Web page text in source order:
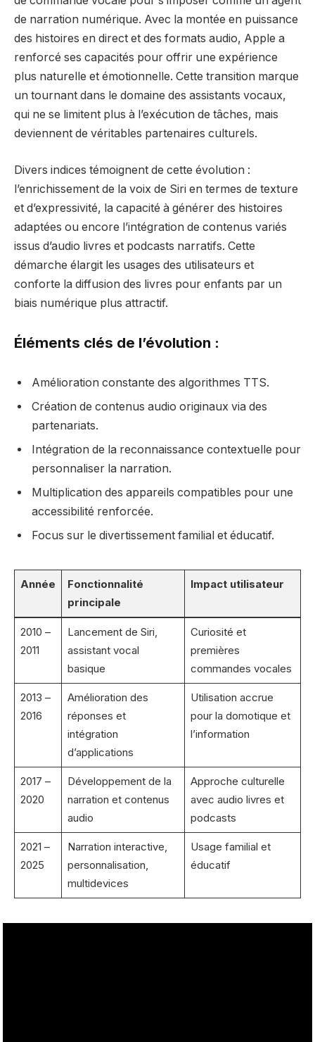
de narration numérique. Avec la montée en puissance
des histoires en direct et des formats audio, Apple a
renforcé ses capacités pour offrir une expérience
plus naturelle et émotionnelle. Cette transition marque
un tournant dans le domaine des assistants vocaux,
qui ne se limitent plus à l’exécution de tâches, mais
deviennent de véritables partenaires culturels.
Divers indices témoignent de cette évolution :
l’enrichissement de la voix de Siri en termes de texture
et d’expressivité, la capacité à générer des histoires
adaptées ou encore l’intégration de contenus variés
issus d’audio livres et podcasts narratifs. Cette
démarche élargit les usages des utilisateurs et
conforte la diffusion des livres pour enfants par un
biais numérique plus attractif.
Éléments clés de l’évolution :
Amélioration constante des algorithmes TTS.
Création de contenus audio originaux via des
partenariats.
Intégration de la reconnaissance contextuelle pour
personnaliser la narration.
Multiplication des appareils compatibles pour une
accessibilité renforcée.
Focus sur le divertissement familial et éducatif.
Année
Fonctionnalité
principale
Impact utilisateur
2010 –
2011
Lancement de Siri,
assistant vocal
basique
Curiosité et
premières
commandes vocales
2013 –
2016
Amélioration des
réponses et
intégration
d’applications
Utilisation accrue
pour la domotique et
l’information
2017 –
2020
Développement de la
narration et contenus
audio
Approche culturelle
avec audio livres et
podcasts
2021 –
2025
Narration interactive,
personnalisation,
multidevices
Usage familial et
éducatif